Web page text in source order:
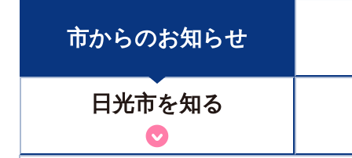
市からのお知らせ
日光市を知る